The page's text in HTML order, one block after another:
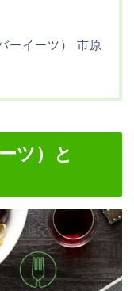
ーイーツ） 市原
ツ）と